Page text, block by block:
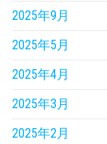
2025年9月
2025年5月
2025年4月
2025年3月
2025年2月